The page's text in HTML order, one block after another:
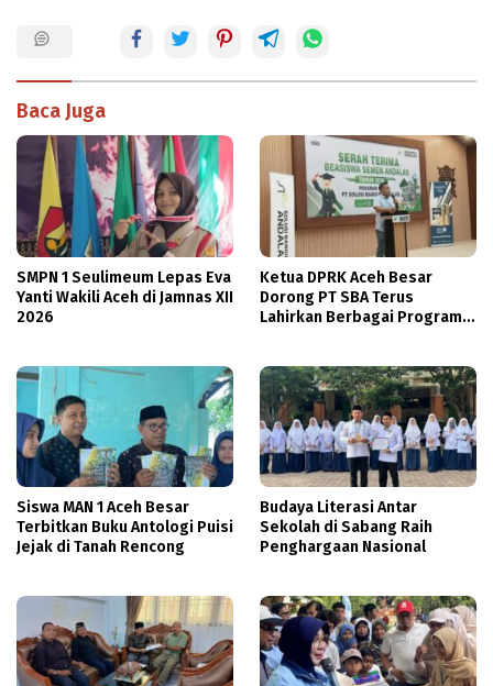
Baca Juga
SMPN 1 Seulimeum Lepas Eva
Yanti Wakili Aceh di Jamnas XII
2026
Ketua DPRK Aceh Besar
Dorong PT SBA Terus
Lahirkan Berbagai Program
Siswa MAN 1 Aceh Besar
Terbitkan Buku Antologi Puisi
Jejak di Tanah Rencong
Budaya Literasi Antar
Sekolah di Sabang Raih
Penghargaan Nasional